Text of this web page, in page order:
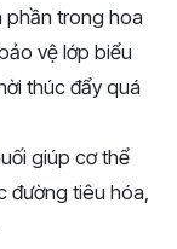
phần trong hoa
vệ lớp biểu
thúc đẩy quá
giúp cơ thể
đường tiêu hóa,